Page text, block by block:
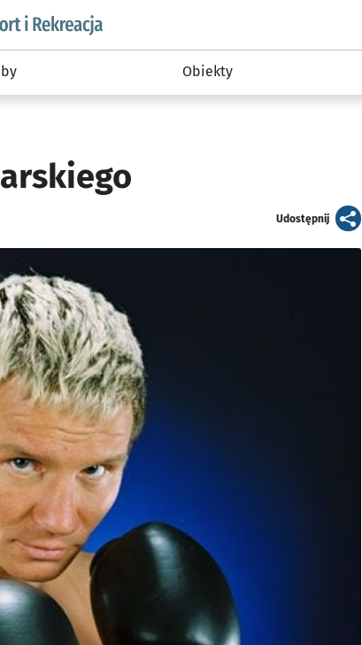
wroclaw.pl podserwis: Sport i rekreacja
Obiekty
Udostępnijartykuł